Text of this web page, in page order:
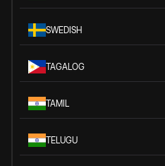
SWEDISH
TAGALOG
TAMIL
TELUGU